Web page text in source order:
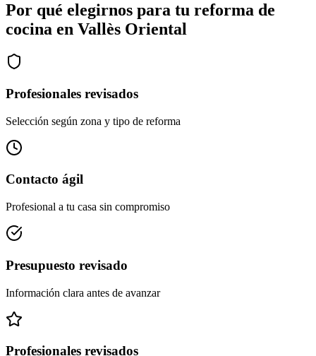
Por qué elegirnos para tu reforma de
cocina en Vallès Oriental
Profesionales revisados
Selección según zona y tipo de reforma
Contacto ágil
Profesional a tu casa sin compromiso
Presupuesto revisado
Información clara antes de avanzar
Profesionales revisados